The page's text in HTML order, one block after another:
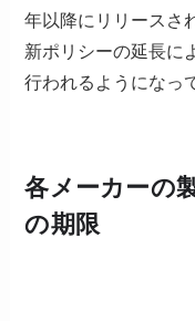
年以降にリリースさ
新ポリシーの延長に
行われるようになっ
各メーカーの
の期限